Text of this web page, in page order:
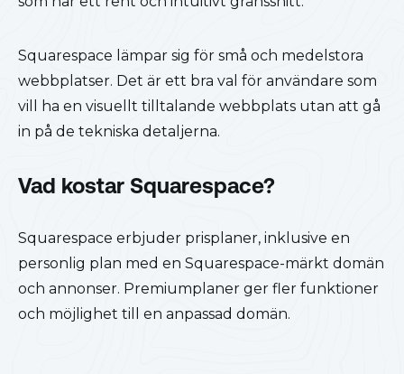
Squarespace lämpar sig för små och medelstora
webbplatser. Det är ett bra val för användare som
vill ha en visuellt tilltalande webbplats utan att gå
in på de tekniska detaljerna.
Vad kostar Squarespace?
Squarespace erbjuder prisplaner, inklusive en
personlig plan med en Squarespace-märkt domän
och annonser. Premiumplaner ger fler funktioner
och möjlighet till en anpassad domän.